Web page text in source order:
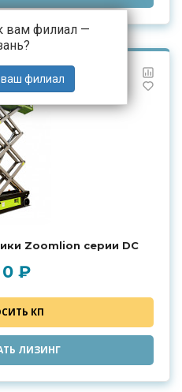
вам филиал —
?
Zoomlion серии DC
0 ₽
КП
ЛИЗИНГ